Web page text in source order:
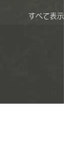
すべて表示